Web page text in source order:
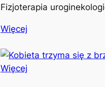
Fizjoterapia
Więcej
Więcej